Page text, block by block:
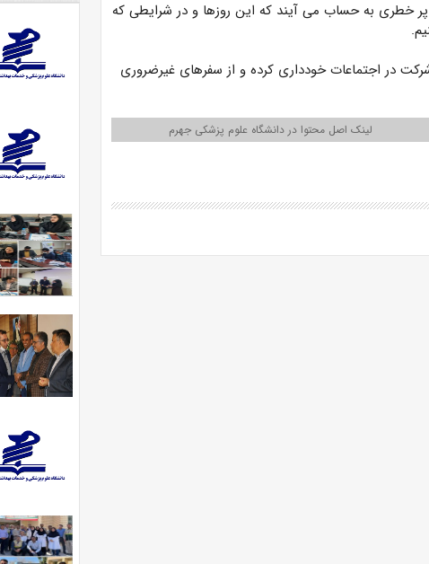
پر خطری به حساب می آیند که این روزها و در شرایطی که
در اجتماعات خودداری کرده و از سفرهای غیرضروری
لینک اصل محتوا در دانشگاه علوم پزشکی جهرم